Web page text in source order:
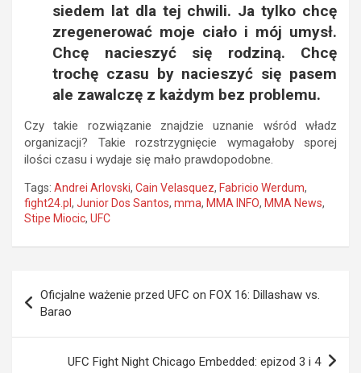
siedem lat dla tej chwili. Ja tylko chcę
zregenerować moje ciało i mój umysł.
Chcę nacieszyć się rodziną. Chcę
trochę czasu by nacieszyć się pasem
ale zawalczę z każdym bez problemu.
Czy takie rozwiązanie znajdzie uznanie wśród władz
organizacji? Takie rozstrzygnięcie wymagałoby sporej
ilości czasu i wydaje się mało prawdopodobne.
Tags: Andrei Arlovski, Cain Velasquez, Fabricio Werdum,
fight24.pl , Junior Dos Santos, mma, MMA INFO, MMA News,
Stipe Miocic, UFC
wpisu
Oficjalne ważenie przed UFC on FOX 16: Dillashaw vs.
Barao
UFC Fight Night Chicago Embedded: epizod 3 i 4